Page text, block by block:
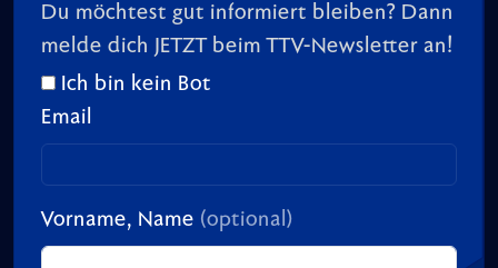
Du möchtest gut informiert bleiben? Dann
melde dich JETZT beim TTV-Newsletter an!
Ich bin kein Bot
Email
Vorname, Name (optional)